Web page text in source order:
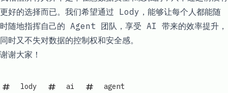
更好的选择而已。我们希望通过 Lody，能够让每个人都能随
时随地指挥自己的 Agent 团队，享受 AI 带来的效率提升，
同时又不失对数据的控制权和安全感。
谢谢大家！
lody ai agent